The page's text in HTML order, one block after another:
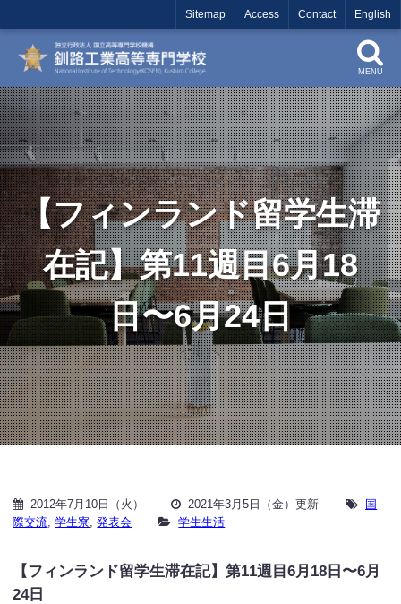
Sitemap Access Contact English
MENU
【フィンランド留学生滞
在記】第11週目6月18
日〜6月24日
2012年7月10日（火） 2021年3月5日（金）更新
国
際交流 ,学生寮 ,発表会 学生生活
【フィンランド留学生滞在記】第11週目6月18日〜6月
24日